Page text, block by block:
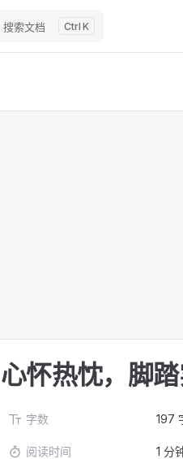
搜索文档 K
心怀热忱，脚
字数 197
阅读时间 1 分